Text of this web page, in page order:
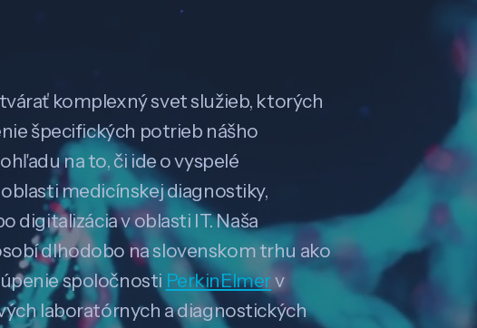
komplexný svet služieb, ktorých
špecifických potrieb nášho
na to, či ide o vyspelé
medicínskej diagnostiky,
digitalizácia v oblasti IT. Naša
dlhodobo na slovenskom trhu ako
spoločnosti PerkinElmerv
laboratórnych a diagnostických